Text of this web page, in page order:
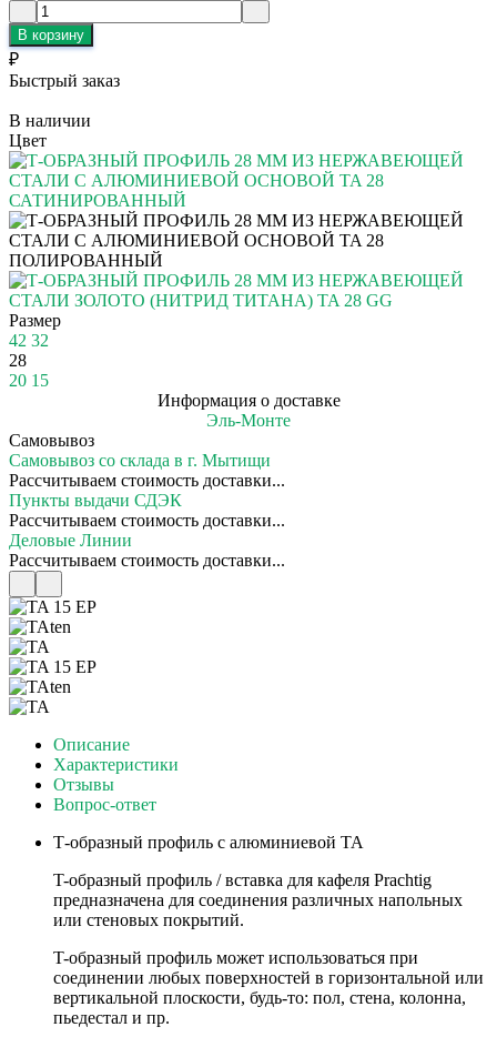
В корзину
₽
Быстрый заказ
В наличии
Цвет
Размер
42 32
28
20 15
Информация о доставке
Эль-Монте
Самовывоз
Самовывоз со склада в г. Мытищи
Рассчитываем стоимость доставки...
Пункты выдачи СДЭК
Рассчитываем стоимость доставки...
Деловые Линии
Рассчитываем стоимость доставки...
Описание
Характеристики
Отзывы
Вопрос-ответ
Т-образный профиль с алюминиевой TA
T-образный профиль / вставка для кафеля Prachtig
предназначена для соединения различных напольных
или стеновых покрытий.
T-образный профиль может использоваться при
соединении любых поверхностей в горизонтальной или
вертикальной плоскости, будь-то: пол, стена, колонна,
пьедестал и пр.